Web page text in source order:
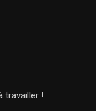
travailler !